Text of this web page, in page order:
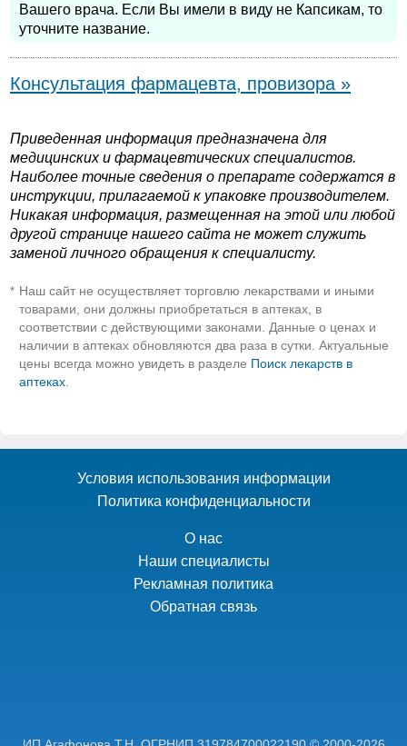
Вашего врача. Если Вы имели в виду не Капсикам, то
уточните название.
Консультация фармацевта, провизора »
Приведенная информация предназначена для
медицинских и фармацевтических специалистов.
Наиболее точные сведения о препарате содержатся в
инструкции, прилагаемой к упаковке производителем.
Никакая информация, размещенная на этой или любой
другой странице нашего сайта не может служить
заменой личного обращения к специалисту.
* Наш сайт не осуществляет торговлю лекарствами и иными
товарами, они должны приобретаться в аптеках, в
соответствии с действующими законами. Данные о ценах и
наличии в аптеках обновляются два раза в сутки. Актуальные
цены всегда можно увидеть в разделе Поиск лекарств в
аптеках
Условия использования информации
Политика конфиденциальности
О нас
Наши специалисты
Рекламная политика
Обратная связь